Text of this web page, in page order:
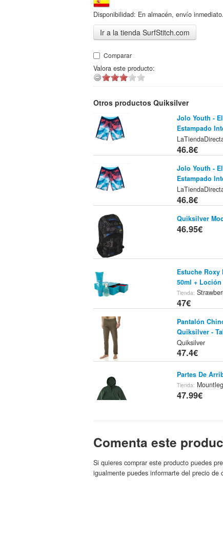
Disponibilidad: En almacén, envío inmediato.
Ir a la tienda SurfStitch.com
Comparar
Valora este producto:
Otros productos Quiksilver
Jolo Youth -
Estampado
46.8€
Jolo Youth -
Estampado
46.8€
Quiksilver
46.95€
Estuche Roxy
50ml +
Tienda:
47€
Pantalón
Quiksilver -
Quiksilver
47.4€
Partes De
Tienda:
47.99€
Talla Tamaño
Quiksilver
47.99€
Comenta este
Si quieres comprar este producto puedes
igualmente puedes informarte del precio